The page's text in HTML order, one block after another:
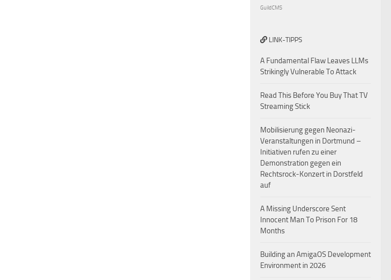
GuildCMS
LINK-TIPPS
A Fundamental Flaw Leaves LLMs
Strikingly Vulnerable To Attack
Read This Before You Buy That TV
Streaming Stick
Mobilisierung gegen Neonazi-
Veranstaltungen in Dortmund –
Initiativen rufen zu einer
Demonstration gegen ein
Rechtsrock-Konzert in Dorstfeld
auf
A Missing Underscore Sent
Innocent Man To Prison For 18
Months
Building an AmigaOS Development
Environment in 2026